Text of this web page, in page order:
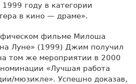
1999 году в категории
в кино — драме».
фильме Милоша
Луне» (1999) Джим получил
том же мероприятии в 2000
«Лучшая работа
мюзикле». Успешно доказав,